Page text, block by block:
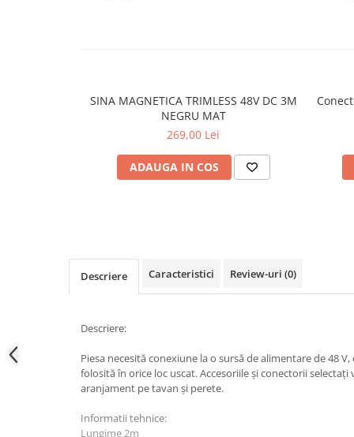
Corpuri de Iluminat pe Sina LED
Sina magnetica LED 48V
Corpuri Industriale LED
Panouri LED
SINA MAGNETICA TRIMLESS 48V DC 3M
NEGRU MAT
269,00 Lei
ADAUGA IN COS
Descriere Caracteristici Review-uri (0)
Descriere:
Piesa necesită conexiune la o sursă de alimentare de 48
folosită în orice loc uscat. Accesoriile și conectorii selectați
aranjament pe tavan și perete.
Informatii tehnice:
Lungime 2m